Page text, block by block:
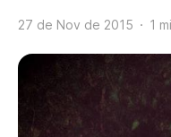
27 de Nov de 2015 1